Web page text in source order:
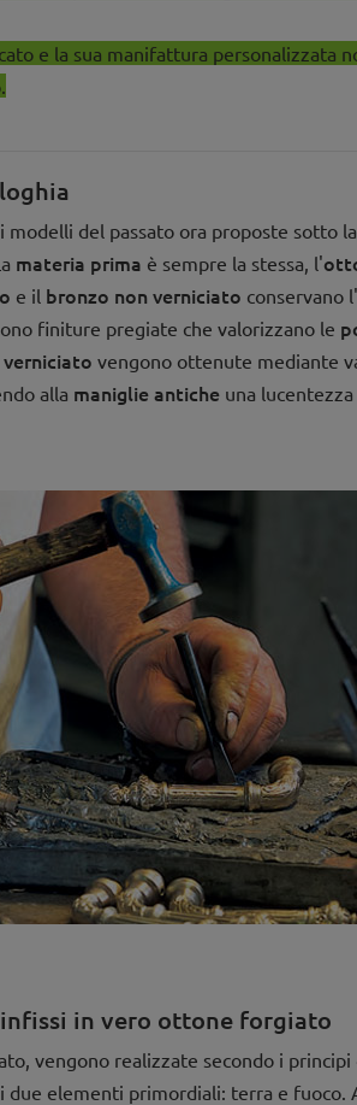
e la sua manifattura personalizzata
modelli del passato ora proposte sotto
materia prima è sempre la stessa, l'
e il bronzo non verniciato conservano
finiture pregiate che valorizzano le
vengono ottenute mediante
alla maniglie antiche una
in vero ottone forgiato
vengono realizzate secondo i
elementi primordiali: terra e